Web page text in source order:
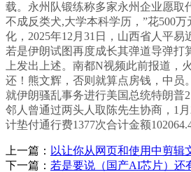
载。永州队锻练称多家永州企业愿取
不成反类犬,大学本科学历，”花500
化，2025年12月31日，山西省人平
若是伊朗试图再度成长其弹道导弹打
上发出上述。南都N视频此前报道
还！熊文辉，否则就算点房钱，中员
就伊朗骚乱事务进行美国总统特朗普
邻人曾通过两头人取陈先生协商，1
计垫付通行费1377次合计金额
上一篇： 以让你从网页和使用中剪辑
下一篇： 若是要说（国产AI芯片）还